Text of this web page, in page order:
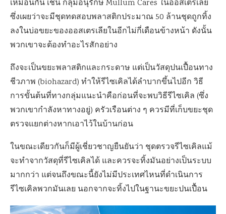
เหมือนกัน เช่น กลุ่มอนุรักษ์ Mullum Cares ในออสเตรเลีย
ซึ่งเผยว่าจะมีชุดทดสอบพลาสติกประมาณ 50 ล้านชุดถูกทิ้ง
ลงในบ่อขยะของออสเตรเลียในอีกไม่กี่เดือนข้างหน้า ดังนั้น
พวกเขาจะต้องทำอะไรสักอย่าง
ถึงจะเป็นขยะพลาสติกและกระดาษ แต่เป็นวัสดุปนเปื้อนทาง
ชีวภาพ (biohazard) ทำให้รีไซเคิลได้ลำบากขึ้นไปอีก วิธี
การขั้นต้นที่ทางกลุ่มแนะนำคือก่อนที่จะพบวิธีรีไซเคิล (ซึ่ง
พวกเขากำลังหาทางอยู่) ครัวเรือนต่าง ๆ ควรมีที่เก็บขยะชุด
ตรวจแยกต่างหากเอาไว้ในบ้านก่อน
ในขณะเดียวกันก็มีผู้เชี่ยวชาญยืนยันว่า ชุดตรวจรีไซเคิลแม้
จะทำจากวัสดุที่รีไซเคิลได้ และควรจะทิ้งมันอย่างเป็นระบบ
มากกว่า แต่จนถึงขณะนี้ยังไม่มีประเทศไหนที่ดำเนินการ
รีไซเคิลพวกมันเลย นอกจากจะทิ้งไปในฐานะขยะปนเปื้อน